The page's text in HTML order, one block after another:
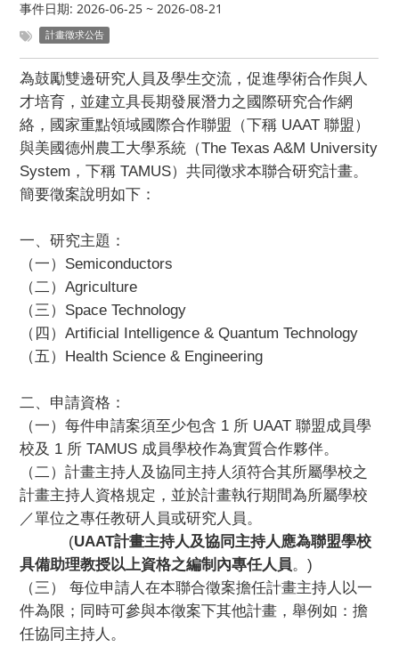
事件日期: 2026-06-25 ~ 2026-08-21
計畫徵求公告
為鼓勵雙邊研究人員及學生交流，促進學術合作與人
才培育， 並建立具長期發展潛力之國際研究合作網
絡， 國家重點領域國際合作聯盟（下稱 UAAT 聯盟）
與美國德州農工大學系統（The Texas A&M University
System，下稱 TAMUS）共同徵求本聯合研究計畫。
簡要徵案說明如下：
一、研究主題：
（一）Semiconductors
（二）Agriculture
（三）Space Technology
（四）Artificial Intelligence & Quantum Technology
（五）Health Science & Engineering
二、申請資格：
（一）每件申請案須至少包含 1 所 UAAT 聯盟成員學
校及 1 所 TAMUS 成員學校作為實質合作夥伴。
（二） 計畫主持人及協同主持人須符合其所屬學校之
計畫主持人資格規定， 並於計畫執行期間為所屬學校
／單位之專任教研人員或研究人員。
(UAAT計畫主持人及協同主持人應為聯盟學校
具備助理教授以上資格之編制內專任人員。)
（三） 每位申請人在本聯合徵案擔任計畫主持人以一
件為限； 同時可參與本徵案下其他計畫，舉例如：擔
任協同主持人。